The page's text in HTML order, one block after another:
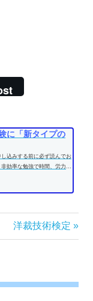
に「新タイプの
込みする前に必ず読んでお
効率な勉強で時間、労力を
次
の
洋裁技術検定